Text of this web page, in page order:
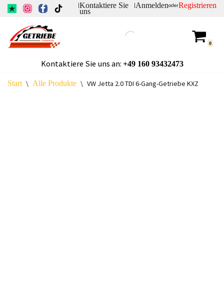
Inhalt
springen
|Kontaktiere Sie
uns
|AnmeldenoderRegistrieren
0
Kontaktiere Sie uns an: +49160 93432473
Start \ Alle Produkte \ VW Jetta 2.0 TDI 6-Gang-Getriebe KXZ